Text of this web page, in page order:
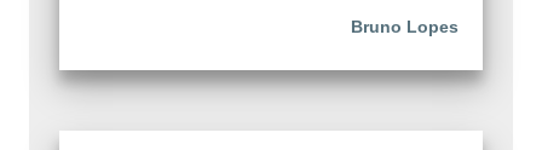
Bruno Lopes